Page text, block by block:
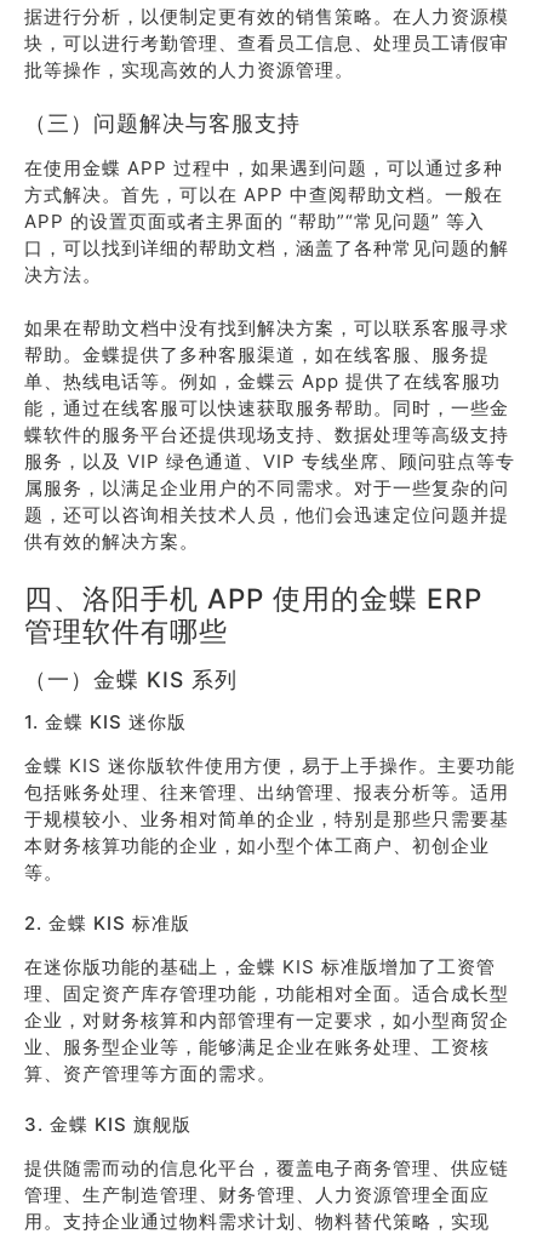
据进行分析，以便制定更有效的销售策略。在人力资源模
块，可以进行考勤管理、查看员工信息、处理员工请假审
批等操作，实现高效的人力资源管理。
（三）问题解决与客服支持
在使用金蝶 APP 过程中，如果遇到问题，可以通过多种
方式解决。首先，可以在 APP 中查阅帮助文档。一般在
APP 的设置页面或者主界面的 “帮助”“常见问题” 等入
口，可以找到详细的帮助文档，涵盖了各种常见问题的解
决方法。
如果在帮助文档中没有找到解决方案，可以联系客服寻求
帮助。金蝶提供了多种客服渠道，如在线客服、服务提
单、热线电话等。例如，金蝶云 App 提供了在线客服功
能，通过在线客服可以快速获取服务帮助。同时，一些金
蝶软件的服务平台还提供现场支持、数据处理等高级支持
服务，以及 VIP 绿色通道、VIP 专线坐席、顾问驻点等专
属服务，以满足企业用户的不同需求。对于一些复杂的问
题，还可以咨询相关技术人员，他们会迅速定位问题并提
供有效的解决方案。
四、洛阳手机 APP 使用的金蝶 ERP
管理软件有哪些
（一）金蝶 KIS 系列
1. 金蝶 KIS 迷你版
金蝶 KIS 迷你版软件使用方便，易于上手操作。主要功能
包括账务处理、往来管理、出纳管理、报表分析等。适用
于规模较小、业务相对简单的企业，特别是那些只需要基
本财务核算功能的企业，如小型个体工商户、初创企业
等。
2. 金蝶 KIS 标准版
在迷你版功能的基础上，金蝶 KIS 标准版增加了工资管
理、固定资产库存管理功能，功能相对全面。适合成长型
企业，对财务核算和内部管理有一定要求，如小型商贸企
业、服务型企业等，能够满足企业在账务处理、工资核
算、资产管理等方面的需求。
3. 金蝶 KIS 旗舰版
提供随需而动的信息化平台，覆盖电子商务管理、供应链
管理、生产制造管理、财务管理、人力资源管理全面应
用。支持企业通过物料需求计划、物料替代策略，实现